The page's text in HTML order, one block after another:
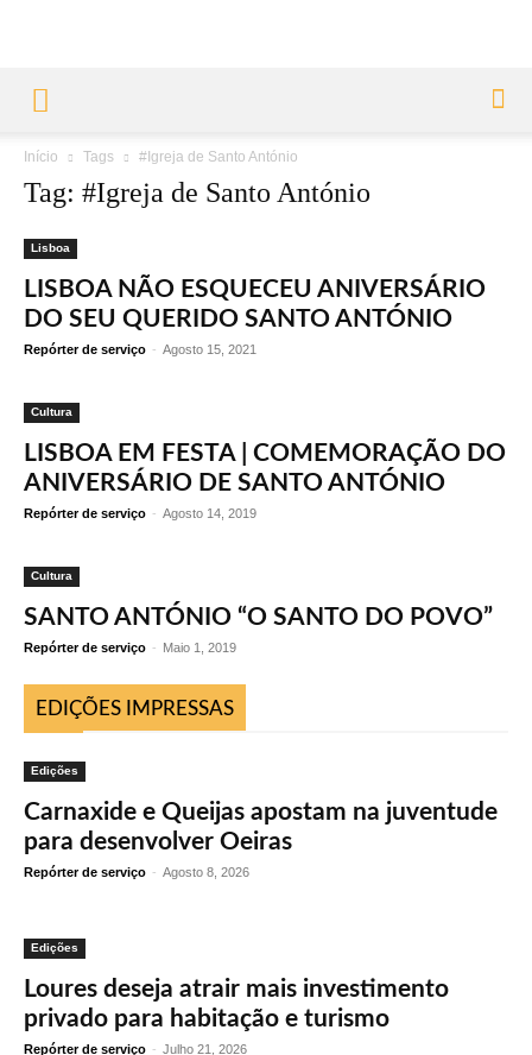
Início Tags #Igreja de Santo António
Tag: #Igreja de Santo António
Lisboa
LISBOA NÃO ESQUECEU ANIVERSÁRIO
DO SEU QUERIDO SANTO ANTÓNIO
Repórter de serviço - Agosto 15, 2021
Cultura
LISBOA EM FESTA | COMEMORAÇÃO DO
ANIVERSÁRIO DE SANTO ANTÓNIO
Repórter de serviço - Agosto 14, 2019
Cultura
SANTO ANTÓNIO “O SANTO DO POVO”
Repórter de serviço - Maio 1, 2019
EDIÇÕES IMPRESSAS
Edições
Carnaxide e Queijas apostam na juventude
para desenvolver Oeiras
Repórter de serviço - Agosto 8, 2026
Edições
Loures deseja atrair mais investimento
privado para habitação e turismo
Repórter de serviço - Julho 21, 2026